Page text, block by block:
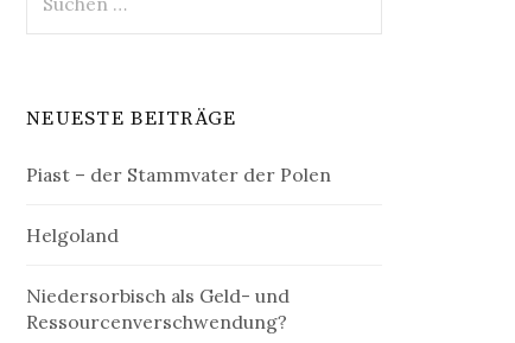
nach:
NEUESTE BEITRÄGE
Piast – der Stammvater der Polen
Helgoland
Niedersorbisch als Geld- und
Ressourcenverschwendung?